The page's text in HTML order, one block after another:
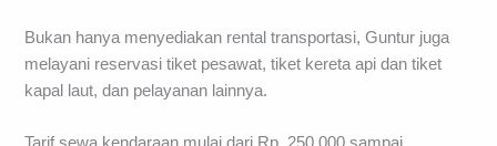
Bukan hanya menyediakan rental transportasi, Guntur juga
melayani reservasi tiket pesawat, tiket kereta api dan tiket
kapal laut, dan pelayanan lainnya.